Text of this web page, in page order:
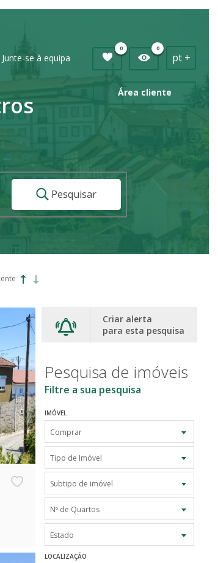
Junte-se à equipa
0 0
Área cliente
pt +
Pesquisar
Criar alerta
para esta pesquisa
Pesquisa de imóveis
Filtre a sua pesquisa
IMÓVEL
Comprar
Tipo de Imóvel
Subtipo de imóvel
Nº de Quartos
Estado
LOCALIZAÇÃO